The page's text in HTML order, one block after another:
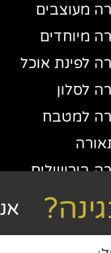
מעוצבים
מיוחדים
לפינת אוכל
לסלון
למטבח
בירושלים